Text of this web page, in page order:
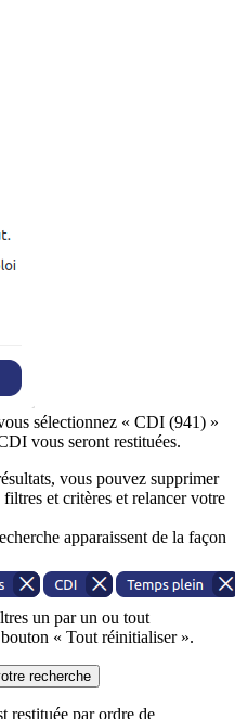
sélectionnez « CDI (941) »
vous seront restituées.
vous pouvez supprimer
et critères et relancer votre
apparaissent de la façon
un par un ou tout
« Tout réinitialiser ».
recherche
restituée par ordre de